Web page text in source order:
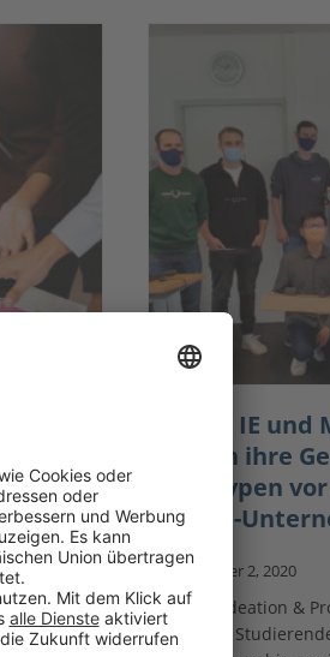
Master IE
pitchen ihre
Prototypen
Alumni-
November 2, 2020
Im Kurs „Ideation &
lernen die